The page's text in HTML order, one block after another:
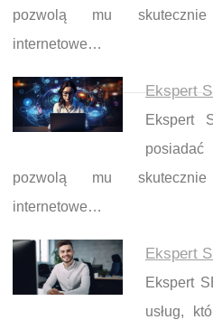
pozwolą mu
internetowe…
Ekspert
Ekspert
posiadać
pozwolą mu
internetowe…
Ekspert
Ekspert
usług,